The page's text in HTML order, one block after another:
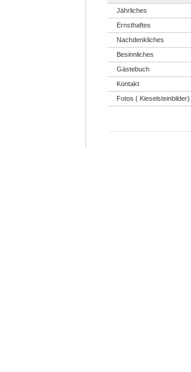
Jährliches
Ernsthaftes
Nachdenkliches
Besinnliches
Gästebuch
Kontakt
Fotos ( Kieselsteinbilder)